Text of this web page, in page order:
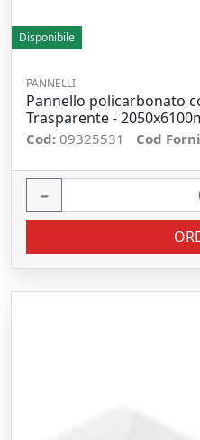
Disponibile
PANNELLI
Pannello policarbonato
Trasparente -
Cod: 09325531 Cod
−